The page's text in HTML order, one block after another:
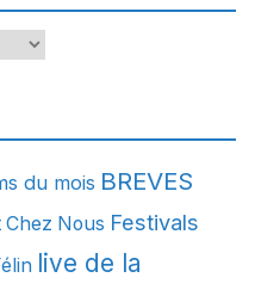
du mois BREVES
Chez Nous Festivals
live de la